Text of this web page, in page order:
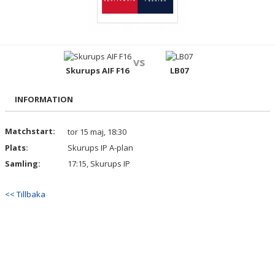
BILDGALLERI
KONTAKT
Skurups AIF F16
vs
LB07
INFORMATION
Matchstart:
tor 15 maj, 18:30
Plats:
Skurups IP A-plan
Samling:
17:15, Skurups IP
<< Tillbaka